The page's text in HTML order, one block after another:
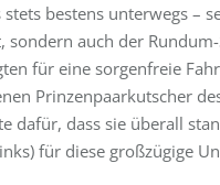
stets bestens unterwegs
sondern auch der
für eine sorgenfreie
Prinzenpaarkutscher
dafür, dass sie überall
für diese großzügige